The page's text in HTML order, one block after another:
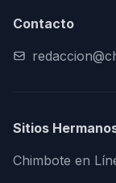
Contacto
Sitios
Chimbote en